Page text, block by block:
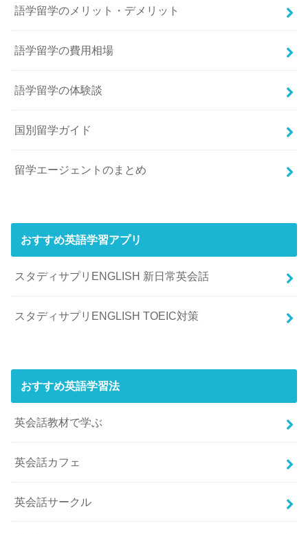
語学留学のメリット・デメリット
語学留学の費用相場
語学留学の体験談
国別留学ガイド
留学エージェントのまとめ
おすすめ英語学習アプリ
スタディサプリENGLISH 新日常英会話
スタディサプリENGLISH TOEIC対策
おすすめ英語学習法
英会話教材で学ぶ
英会話カフェ
英会話サークル